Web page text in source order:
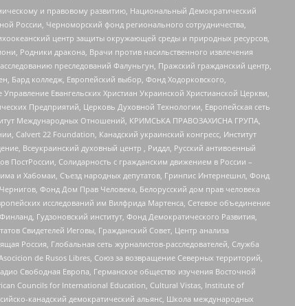
и правовому развитию, Национальный Демократический
России, Черноморский фонд регионального сотрудничества,
центр защиты окружающей среды и природных ресурсов,
Родники дракона, Врачи против насильственного извлечения
преследований Фалуньгун, Пражский гражданский центр,
Бард колледж, Европейский выбор, Фонд Ходорковского,
Евангельских Христиан Украинской Христианской Церкви,
Предприятий, Церковь Духовной Технологии, Европейская сеть
Международных Отношений, КРИМСЬКА ПРАВОЗАХИСНА ГРУПА,
Calvert 22 Foundation, Канадский украинский конгресс, Институт
Всеукраинский духовный центр , Риддл, Русский антивоенный
Солидарность с гражданским движением в России –
и Хабомаи, Съезд народных депутатов, Гринпис Интернешнл, Фонд
Фонд Дом Прав Человека, Белорусский дом прав человека
исследований им Вилфрида Мартенса, Сетевое объединение
Гудзоновский институт, Фонд Демократического Развития,
Свидетелей Иеговы, Гражданский Совет, Центр анализа
Россия, Глобальная сеть журналистов-расследователей, Служба
de Rusos Libres, Союз за возвращение Северных территорий,
Свободная Европа, Германское общество изучения Восточной
Councils for International Education, Cultural Vistas, Institute of
канадский демократический альянс, Школа международных